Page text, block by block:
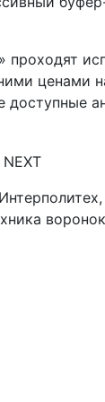
проходят
ценами